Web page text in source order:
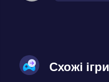
Схожі ігри